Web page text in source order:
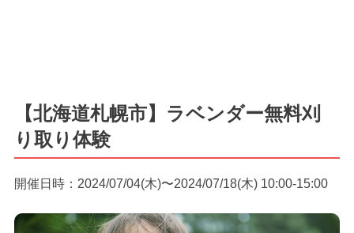
【北海道札幌市】ラベンダー無料刈
り取り体験
開催日時：2024/07/04(木)〜2024/07/18(木) 10:00-15:00